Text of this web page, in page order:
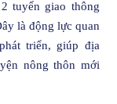
tuyến giao thông
là động lực quan
triển, giúp địa
nông thôn mới